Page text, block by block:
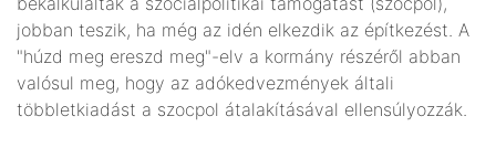
jobban teszik, ha még az idén elkezdik az építkezést. A
"húzd meg ereszd meg"-elv a kormány részéről abban
valósul meg, hogy az adókedvezmények általi
többletkiadást a szocpol átalakításával ellensúlyozzák.